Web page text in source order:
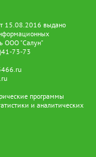
15.08.2016 выдано
ООО "Салун"
73-73
программы
и аналитических